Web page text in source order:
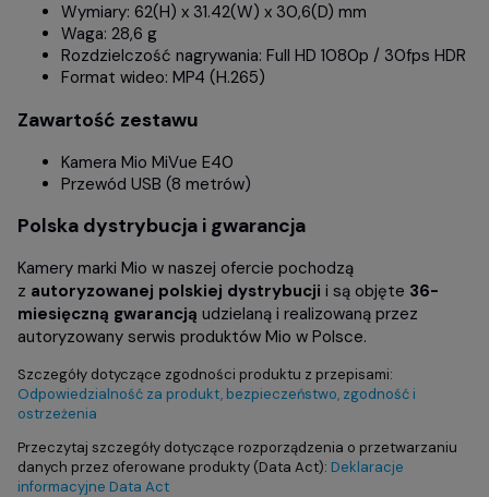
Wymiary: 62(H) x 31.42(W) x 30,6(D) mm
Waga: 28,6 g
Rozdzielczość nagrywania: Full HD 1080p / 30fps HDR
Format wideo: MP4 (H.265)
Zawartość zestawu
Kamera Mio MiVue E40
Przewód USB (8 metrów)
Polska dystrybucja i gwarancja
Kamery marki Mio w naszej ofercie pochodzą
z autoryzowanej polskiej dystrybucji i są objęte 36-
miesięczną gwarancją udzielaną i realizowaną przez
autoryzowany serwis produktów Mio w Polsce.
Szczegóły dotyczące zgodności produktu z przepisami:
Odpowiedzialność za produkt, bezpieczeństwo, zgodność i
ostrzeżenia
Przeczytaj szczegóły dotyczące rozporządzenia o przetwarzaniu
danych przez oferowane produkty (Data Act): Deklaracje
informacyjne Data Act